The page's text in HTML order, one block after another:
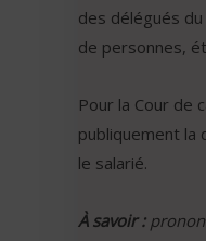
des délégués
de personnes,
Pour la Cour de
publiquement la
le salarié.
À savoir :